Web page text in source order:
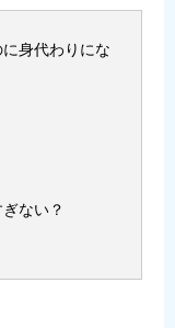
身代わりにな
ない？